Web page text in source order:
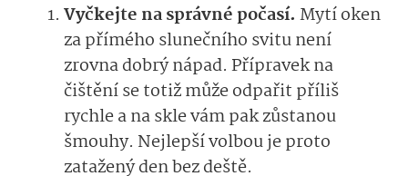
Vyčkejte na správné počasí. Mytí oken
za přímého slunečního svitu není
zrovna dobrý nápad. Přípravek na
čištění se totiž může odpařit příliš
rychle a na skle vám pak zůstanou
šmouhy. Nejlepší volbou je proto
zatažený den bez deště.